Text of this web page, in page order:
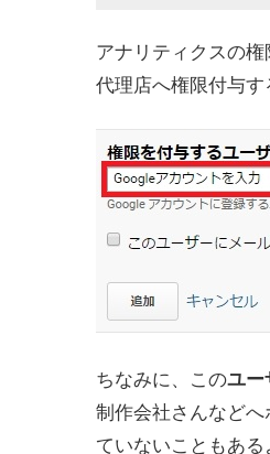
アナリティクスの権
代理店へ権限付与す
ちなみに、このユー
制作会社さんなど
ていないこともあ